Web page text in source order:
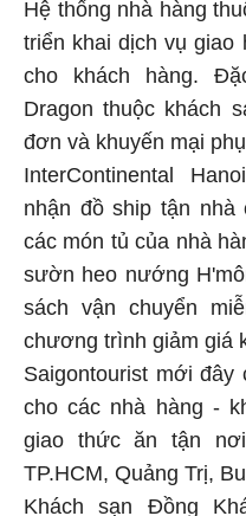
Hệ thống nhà hàng
triển khai dịch vụ giao
cho khách hàng.
Dragon thuộc khách
đơn và khuyến mại
InterContinental
nhận đồ ship tận
các món tủ của nhà
sườn heo nướng
sách vận chuyển
chương trình giảm giá
Saigontourist mới
cho các nhà hàng -
giao thức ăn tận
TP.HCM, Quảng Trị,
Khách sạn Đồng